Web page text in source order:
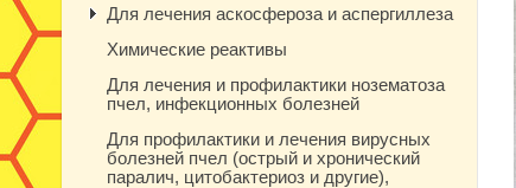
Для лечения аскосфероза и аспергиллеза
Химические реактивы
Для лечения и профилактики нозематоза
пчел, инфекционных болезней
Для профилактики и лечения вирусных
болезней пчел (острый и хронический
паралич, цитобактериоз и другие),